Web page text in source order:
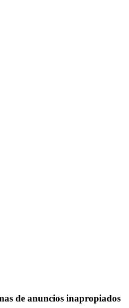
de anuncios inapropiados